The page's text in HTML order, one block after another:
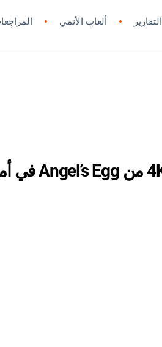
التقارير ألعاب الأنمي